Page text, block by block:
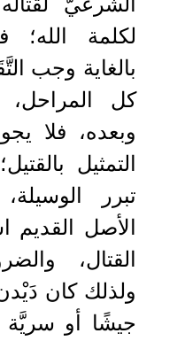
لكلمة الله؛
بالغاية وجب
كل المراحل،
وبعده، فلا
التمثيل
تبرر
الأصل القديم
القتال،
ولذلك كان
جيشًا أو سريَّة